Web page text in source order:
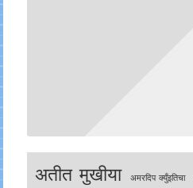
अतीत मुखीया अमरदिप क्युँइतिचा